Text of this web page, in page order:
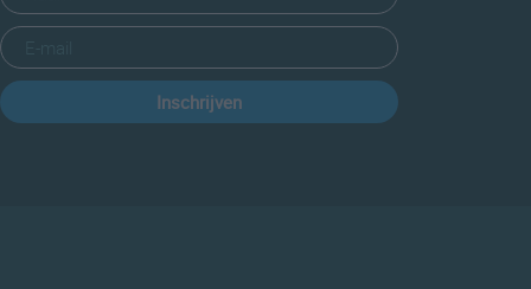
Inschrijven